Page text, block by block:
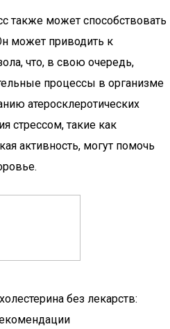
также может способствовать
может приводить к
что, в свою очередь,
процессы в организме
атеросклеротических
стрессом, такие как
активность, могут помочь
без лекарств: